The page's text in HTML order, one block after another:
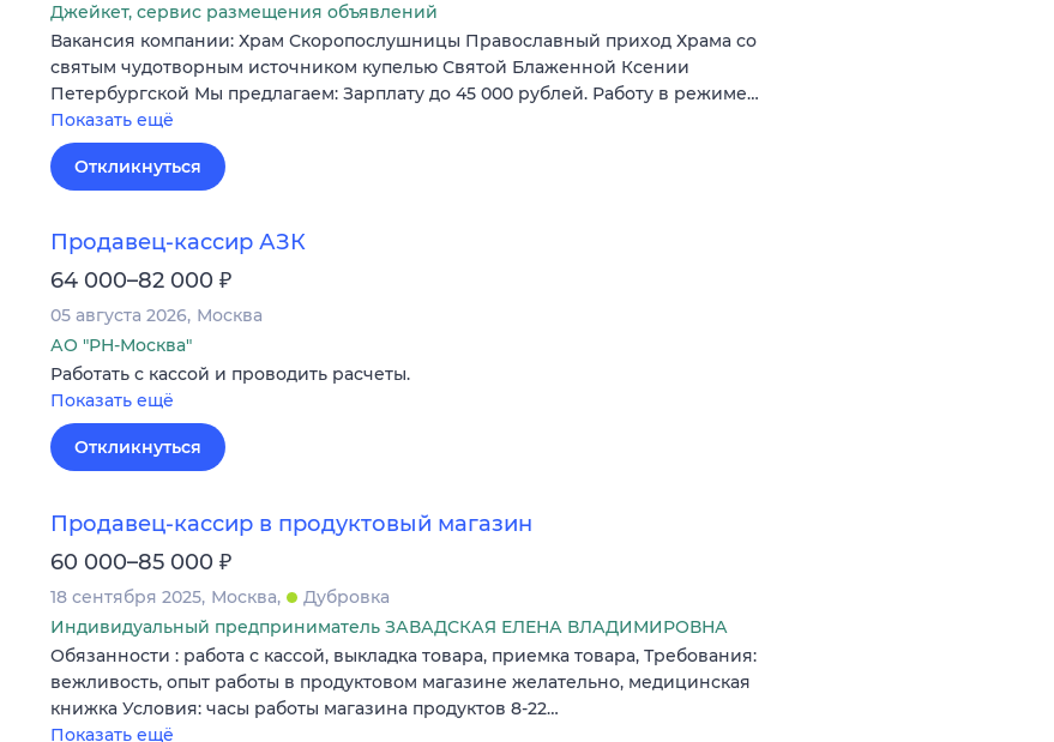
Джейкет, сервис размещения объявлений
Вакансия компании: Храм Скоропослушницы Православный приход Храма со
святым чудотворным источником купелью Святой Блаженной Ксении
Петербургской Мы предлагаем: Зарплату до 45 000 рублей. Работу в режиме…
Показать ещё
Откликнуться
Продавец-кассир АЗК
64 000–82 000 ₽
05 августа 2026 Москва
АО "РН-Москва"
Работать с кассой и проводить расчеты.
Показать ещё
Откликнуться
Продавец-кассир в продуктовый магазин
60 000–85 000 ₽
18 сентября 2025 Москва
Дубровка
Индивидуальный предприниматель ЗАВАДСКАЯ ЕЛЕНА ВЛАДИМИРОВНА
Обязанности : работа с кассой, выкладка товара, приемка товара, Требования:
вежливость, опыт работы в продуктовом магазине желательно, медицинская
книжка Условия: часы работы магазина продуктов 8-22…
Показать ещё